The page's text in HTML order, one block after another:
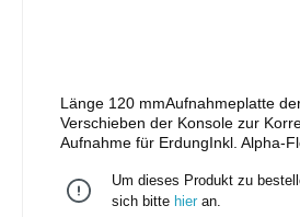
Länge 120 mmAufnahmeplatte
Verschieben der Konsole zur
Aufnahme für ErdungInkl. Alpha-
Schraubengrößen zur
Befestigung:6er
Um dieses Produkt zu
sich bitte hier an.